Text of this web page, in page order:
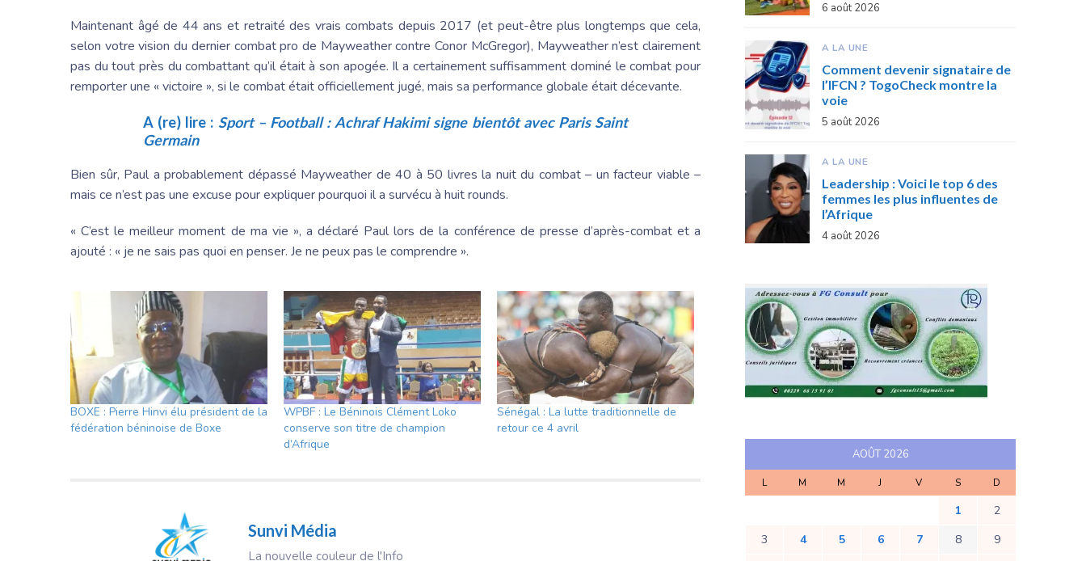
Maintenant âgé de 44 ans et retraité des vrais combats depuis 2017 (et peut-être plus longtemps que cela,
selon votre vision du dernier combat pro de Mayweather contre Conor McGregor), Mayweather n’est clairement
pas du tout près du combattant qu’il était à son apogée. Il a certainement suffisamment dominé le combat pour
remporter une « victoire », si le combat était officiellement jugé, mais sa performance globale était décevante.
A (re) lire : Sport – Football : Achraf Hakimi signe bientôt avec Paris Saint
Germain
Bien sûr, Paul a probablement dépassé Mayweather de 40 à 50 livres la nuit du combat – un facteur viable –
mais ce n’est pas une excuse pour expliquer pourquoi il a survécu à huit rounds.
« C’est le meilleur moment de ma vie », a déclaré Paul lors de la conférence de presse d’après-combat et a
ajouté : « je ne sais pas quoi en penser. Je ne peux pas le comprendre ».
BOXE : Pierre Hinvi élu président de la
fédération béninoise de Boxe
WPBF : Le Béninois Clément Loko
conserve son titre de champion
d’Afrique
Sénégal : La lutte traditionnelle de
retour ce 4 avril
Sunvi Média
La nouvelle couleur de l'Info
6 août 2026
A LA UNE
Comment devenir signataire de
l’IFCN ? TogoCheck montre la
voie
5 août 2026
A LA UNE
Leadership : Voici le top 6 des
femmes les plus influentes de
l’Afrique
4 août 2026
AOÛT 2026
L M M J V S D
1
2
3
4 5 6 7 8 9